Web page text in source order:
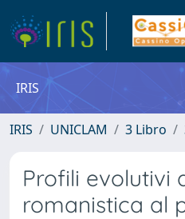
IRIS
IRIS UNICLAM 3 Libro
Profili evolutivi
romanistica al